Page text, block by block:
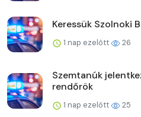
Keressük Szolnoki
1 nap ezelőtt 26
Szemtanúk
rendőrök
1 nap ezelőtt 25